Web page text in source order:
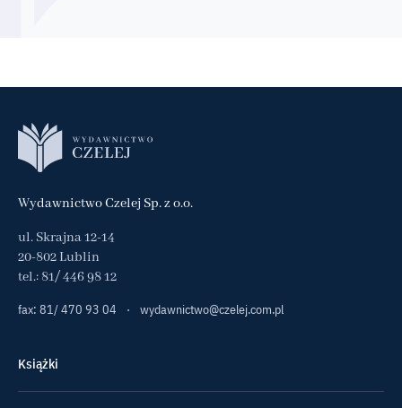
Wydawnictwo Czelej Sp. z o.o.
ul. Skrajna 12-14
20-802 Lublin
tel.: 81/ 446 98 12
fax: 81/ 470 93 04
· wydawnictwo@czelej.com.pl
Książki